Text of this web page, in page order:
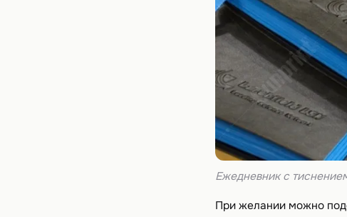
Ежедневник с
При желании можно